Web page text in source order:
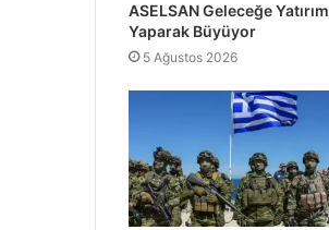
ASELSAN Geleceğe Yatırım
Yaparak Büyüyor
5 Ağustos 2026